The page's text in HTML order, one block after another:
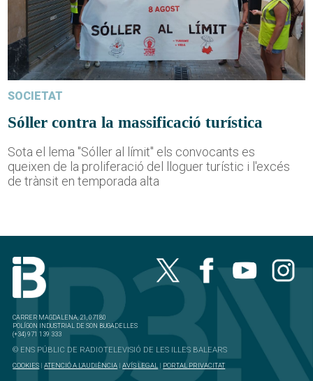
SOCIETAT
Sóller contra la massificació turística
Sota el lema "Sóller al límit" els convocants es
queixen de la proliferació del lloguer turístic i l'excés
de trànsit en temporada alta
CARRER MAGDALENA, 21, 07180
POLÍGON INDUSTRIAL DE SON BUGADELLES
(+34) 971 139 333
© ENS PÚBLIC DE RADIOTELEVISIÓ DE LES ILLES BALEARS
COOKIES |ATENCIÓ A L'AUDIÈNCIA |AVÍS LEGAL | PORTAL PRIVACITAT